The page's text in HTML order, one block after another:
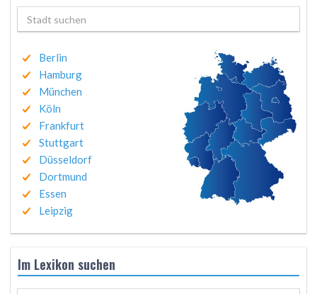
Berlin
Hamburg
München
Köln
Frankfurt
Stuttgart
Düsseldorf
Dortmund
Essen
Leipzig
Im Lexikon suchen